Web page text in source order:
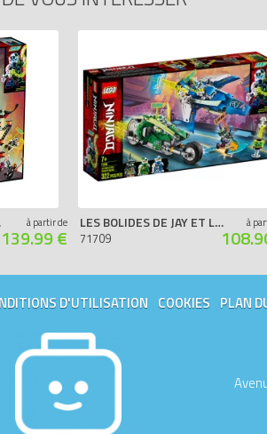
à partir de
139.99 €
LES BOLIDES DE JAY ET LLOYD
71709
à
D'UTILISATION COOKIES PLAN